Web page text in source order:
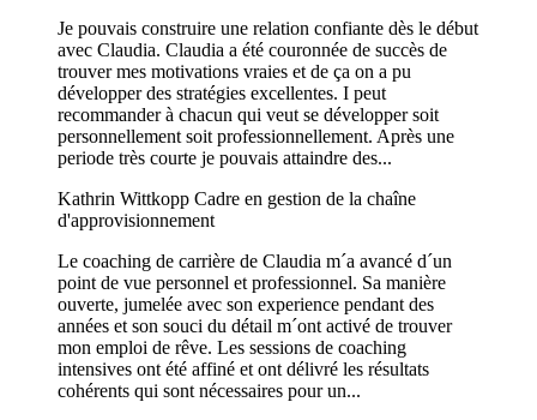
Je pouvais construire une relation confiante dès le début
avec Claudia. Claudia a été couronnée de succès de
trouver mes motivations vraies et de ça on a pu
développer des stratégies excellentes. I peut
recommander à chacun qui veut se développer soit
personnellement soit professionnellement. Après une
periode très courte je pouvais attaindre des...
Kathrin Wittkopp Cadre en gestion de la chaîne
d'approvisionnement
Le coaching de carrière de Claudia m´a avancé d´un
point de vue personnel et professionnel. Sa manière
ouverte, jumelée avec son experience pendant des
années et son souci du détail m´ont activé de trouver
mon emploi de rêve. Les sessions de coaching
intensives ont été affiné et ont délivré les résultats
cohérents qui sont nécessaires pour un...